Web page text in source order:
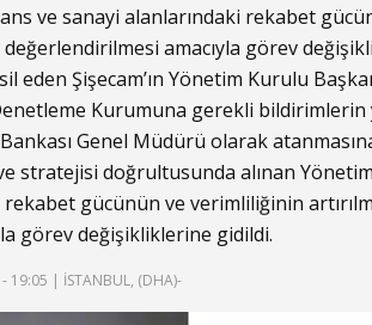
ve sanayi alanlarındaki rekabet
değerlendirilmesi amacıyla görev
Şişecam’ın Yönetim Kurulu
Kurumuna gerekli bildirimlerin
Genel Müdürü olarak
stratejisi doğrultusunda alınan
gücünün ve verimliliğinin
görev değişikliklerine gidildi.
19:05 | İSTANBUL, (DHA)-